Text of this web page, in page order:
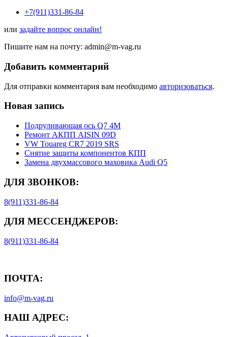
+7(911)331-86-84
или задайте вопрос онлайн!
Пишите нам на почту: admin@m-vag.ru
Добавить комментарий
Для отправки комментария вам необходимо авторизоваться.
Новая запись
Подруливающая ось Q7 4M
Ремонт АКПП AISIN 09D
VW Touareg CR7 2019 SRS
Снятие защиты компонентов КПП
Замена двухмассового маховика Audi Q5
ДЛЯ ЗВОНКОВ:
8(911)331-86-84
ДЛЯ МЕССЕНДЖЕРОВ:
8(911)331-86-84
ПОЧТА:
info@m-vag.ru
НАШ АДРЕС: